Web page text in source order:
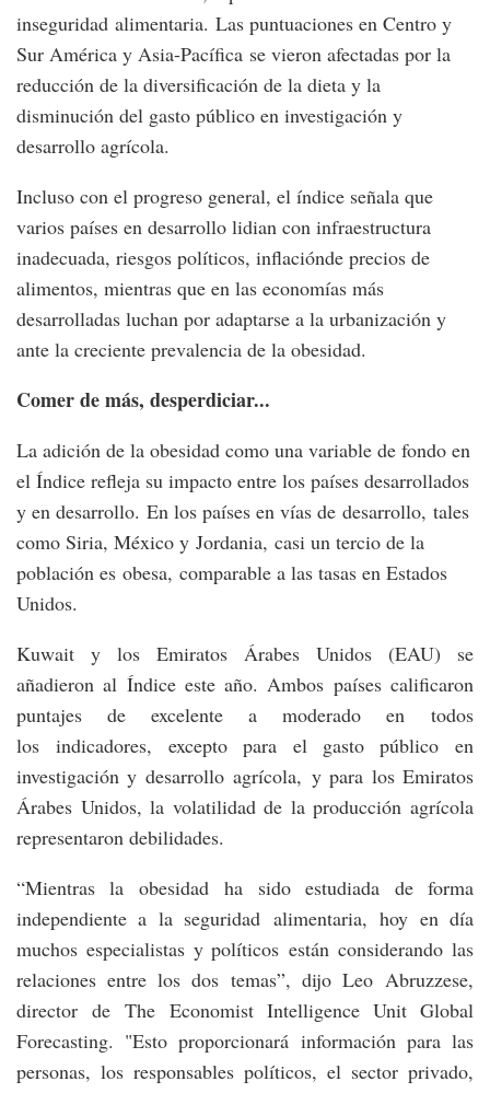
inseguridad alimentaria. Las puntuaciones en Centro y
Sur América y Asia-Pacífica se vieron afectadas por la
reducción de la diversificación de la dieta y la
disminución del gasto público en investigación y
desarrollo agrícola.
Incluso con el progreso general, el índice señala que
varios países en desarrollo lidian con infraestructura
inadecuada, riesgos políticos, inflaciónde precios de
alimentos, mientras que en las economías más
desarrolladas luchan por adaptarse a la urbanización y
ante la creciente prevalencia de la obesidad.
Comer de más, desperdiciar...
La adición de la obesidad como una variable de fondo en
el Índice refleja su impacto entre los países desarrollados
y en desarrollo. En los países en vías de desarrollo, tales
como Siria, México y Jordania, casi un tercio de la
población es obesa, comparable a las tasas en Estados
Unidos.
Kuwait y los Emiratos Árabes Unidos (EAU) se
añadieron al Índice este año. Ambos países calificaron
puntajes de excelente a moderado en todos
los indicadores, excepto para el gasto público en
investigación y desarrollo agrícola, y para los Emiratos
Árabes Unidos, la volatilidad de la producción agrícola
representaron debilidades.
“Mientras la obesidad ha sido estudiada de forma
independiente a la seguridad alimentaria, hoy en día
muchos especialistas y políticos están considerando las
relaciones entre los dos temas”, dijo Leo Abruzzese,
director de The Economist Intelligence Unit Global
Forecasting. "Esto proporcionará información para las
personas, los responsables políticos, el sector privado,